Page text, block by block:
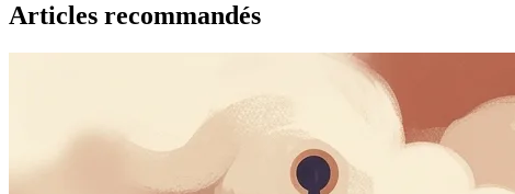
Articles recommandés